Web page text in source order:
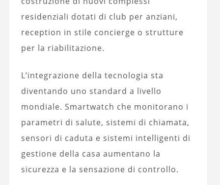
residenziali dotati di club per anziani,
reception in stile concierge o strutture
per la riabilitazione.
L’integrazione della tecnologia sta
diventando uno standard a livello
mondiale. Smartwatch che monitorano i
parametri di salute, sistemi di chiamata,
sensori di caduta e sistemi intelligenti di
gestione della casa aumentano la
sicurezza e la sensazione di controllo.